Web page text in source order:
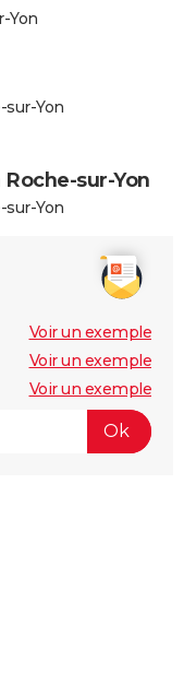
Yon
sur-Yon
sur-Yon
sur-Yon
Voir un exemple
Voir un exemple
Voir un exemple